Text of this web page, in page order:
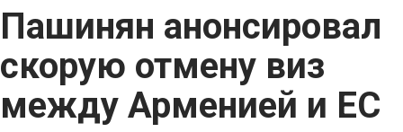
Пашинян анонсировал
скорую отмену виз
между Арменией и ЕС